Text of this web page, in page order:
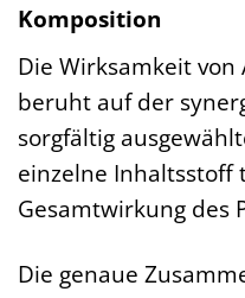
Komposition
Die Wirksamkeit von
beruht auf der
sorgfältig
einzelne Inhaltsstoff
Gesamtwirkung des
Die genaue